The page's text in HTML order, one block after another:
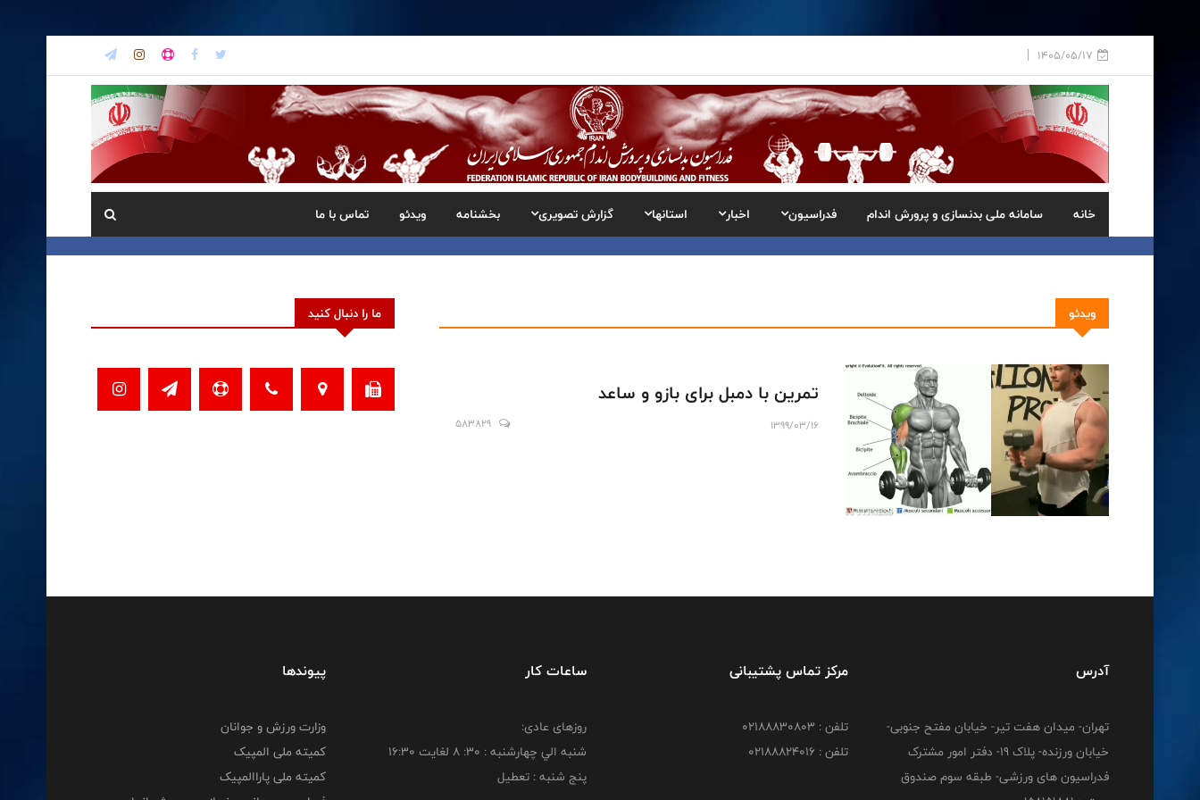
1405/05/17
خانه سامانه ملی بدنسازی و پرورش اندام فدراسیون اخبار استانها گزارش تصویری بخشنامه ویدئو تماس با ما
ویدئو
تمرین با دمبل برای بازو و ساعد
1399/03/16
583829
ما را دنبال کنید
آدرس
تهران- میدان هفت تیر- خیابان مفتح جنوبی-
خیابان ورزنده- پلاک 19- دفتر امور مشترک
فدراسیون های ورزشی- طبقه سوم صندوق
مرکز تماس پشتیبانی
تلفن : 02188830803
تلفن : 02188824016
ساعات کار
روزهای عادی:
شنبه الي چهارشنبه : 30: 8 لغايت 16:30
پنج شنبه : تعطیل
پیوندها
وزارت ورزش و جوانان
کمیته ملی المپیک
کمیته ملی پاراالمپیک